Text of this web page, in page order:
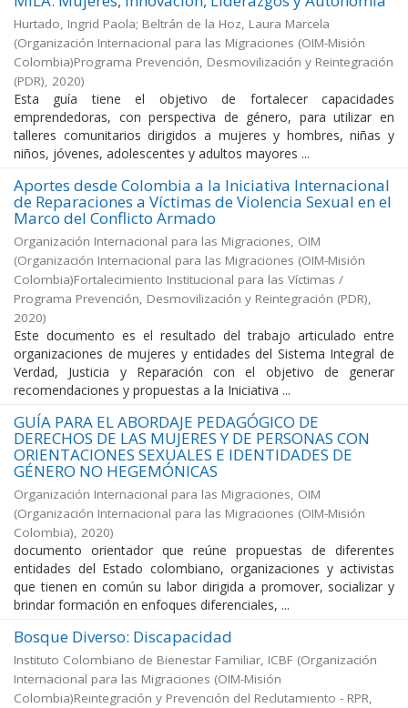
Hurtado, Ingrid Paola; Beltrán de la Hoz, Laura Marcela
(Organización Internacional para las Migraciones (OIM-Misión
Colombia)Programa Prevención, Desmovilización y Reintegración
(PDR), 2020)
Esta guía tiene el objetivo de fortalecer capacidades
emprendedoras, con perspectiva de género, para utilizar en
talleres comunitarios dirigidos a mujeres y hombres, niñas y
niños, jóvenes, adolescentes y adultos mayores ...
Aportes desde Colombia a la Iniciativa Internacional
de Reparaciones a Víctimas de Violencia Sexual en el
Marco del Conflicto Armado
Organización Internacional para las Migraciones, OIM
(Organización Internacional para las Migraciones (OIM-Misión
Colombia)Fortalecimiento Institucional para las Víctimas /
Programa Prevención, Desmovilización y Reintegración (PDR),
2020)
Este documento es el resultado del trabajo articulado entre
organizaciones de mujeres y entidades del Sistema Integral de
Verdad, Justicia y Reparación con el objetivo de generar
recomendaciones y propuestas a la Iniciativa ...
GUÍA PARA EL ABORDAJE PEDAGÓGICO DE
DERECHOS DE LAS MUJERES Y DE PERSONAS CON
ORIENTACIONES SEXUALES E IDENTIDADES DE
GÉNERO NO HEGEMÓNICAS
Organización Internacional para las Migraciones, OIM
(Organización Internacional para las Migraciones (OIM-Misión
Colombia), 2020)
documento orientador que reúne propuestas de diferentes
entidades del Estado colombiano, organizaciones y activistas
que tienen en común su labor dirigida a promover, socializar y
brindar formación en enfoques diferenciales, ...
Bosque Diverso: Discapacidad
Instituto Colombiano de Bienestar Familiar, ICBF (Organización
Internacional para las Migraciones (OIM-Misión
Colombia)Reintegración y Prevención del Reclutamiento - RPR,